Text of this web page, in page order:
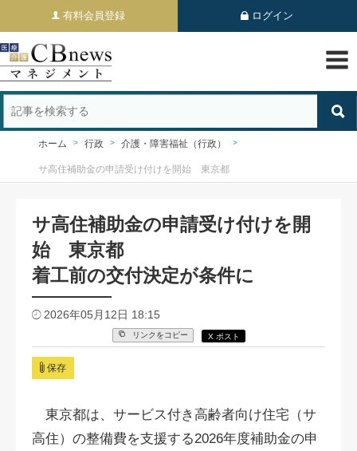
有料会員登録 ログイン
ホーム 行政 介護・障害福祉（行政）
サ高住補助金の申請受け付けを開始 東京都
サ高住補助金の申請受け付けを開
始 東京都
着工前の交付決定が条件に
2026年05月12日 18:15
リンクをコピー X ポスト
保存
東京都は、サービス付き高齢者向け住宅（サ
高住）の整備費を支援する2026年度補助金の申